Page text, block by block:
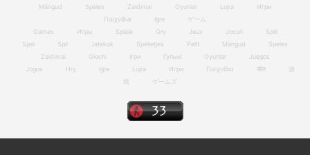
Mängud
Speles Zaidimai Oyunlar Lojra
Игри
Παιχνίδια
Igre
ゲーム
Games
Игры Spiele Gry Jeux Jocuri
Spill
Spel
Spil Jatekok Spelletjes Pelit Mängud
Speles
Zaidimai
Giochi Ігри Гульні Oyunlar
Juegos
Jogos
Hry Igre Lojra Игри Παιχνίδια खेल
游
戏
ゲームズ